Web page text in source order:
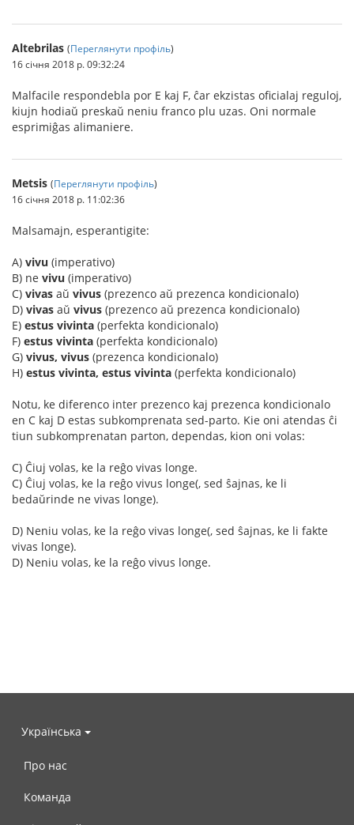
Altebrilas (Переглянути профіль)
16 січня 2018 р. 09:32:24
Malfacile respondebla por E kaj F, ĉar ekzistas oficialaj reguloj,
kiujn hodiaŭ preskaŭ neniu franco plu uzas. Oni normale
esprimiĝas alimaniere.
Metsis (Переглянути профіль)
16 січня 2018 р. 11:02:36
Malsamajn, esperantigite:
A) vivu (imperativo)
B) ne vivu (imperativo)
C) vivas aŭ vivus (prezenco aŭ prezenca kondicionalo)
D) vivas aŭ vivus (prezenco aŭ prezenca kondicionalo)
E) estus vivinta (perfekta kondicionalo)
F) estus vivinta (perfekta kondicionalo)
G) vivus, vivus (prezenca kondicionalo)
H) estus vivinta, estus vivinta (perfekta kondicionalo)
Notu, ke diferenco inter prezenco kaj prezenca kondicionalo
en C kaj D estas subkomprenata sed-parto. Kie oni atendas ĉi
tiun subkomprenatan parton, dependas, kion oni volas:
C) Ĉiuj volas, ke la reĝo vivas longe.
C) Ĉiuj volas, ke la reĝo vivus longe(, sed ŝajnas, ke li
bedaŭrinde ne vivas longe).
D) Neniu volas, ke la reĝo vivas longe(, sed ŝajnas, ke li fakte
vivas longe).
D) Neniu volas, ke la reĝo vivus longe.
Українська
Про нас
Команда